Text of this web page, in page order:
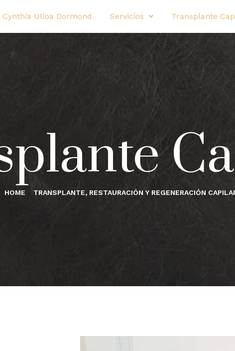
Cynthia Ulloa Dormond Servicios Transplante
HOME TRANSPLANTE, RESTAURACIÓN Y REGENERACIÓN